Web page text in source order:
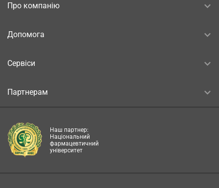
Про компанію
Допомога
Сервіси
Партнерам
Наш партнер:
Національний
фармацевтичний
університет